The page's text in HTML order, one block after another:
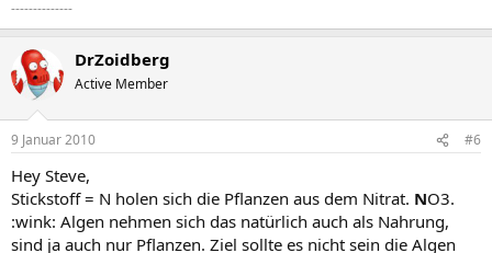
--------------
DrZoidberg
Active Member
9 Januar 2010 #6
Hey Steve,
Stickstoff = N holen sich die Pflanzen aus dem Nitrat. NO3.
:wink: Algen nehmen sich das natürlich auch als Nahrung,
sind ja auch nur Pflanzen. Ziel sollte es nicht sein die Algen